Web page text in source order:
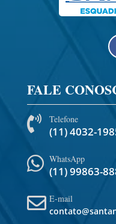
FALE
 Telefone
(11) 4032-
 WhatsApp
(11) 99863-
 E-mail